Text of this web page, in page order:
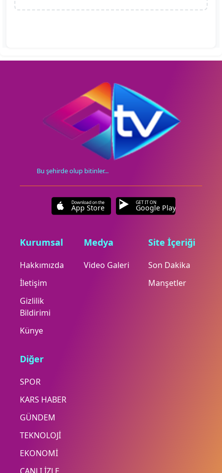
Bu şehirde olup bitinler...
Download on the
App Store
GET IT ON
Google Play
Kurumsal
Hakkımızda
İletişim
Gizlilik
Bildirimi
Künye
Medya
Video Galeri
Site İçeriği
Son Dakika
Manşetler
Diğer
SPOR
KARS HABER
GÜNDEM
TEKNOLOJİ
EKONOMİ